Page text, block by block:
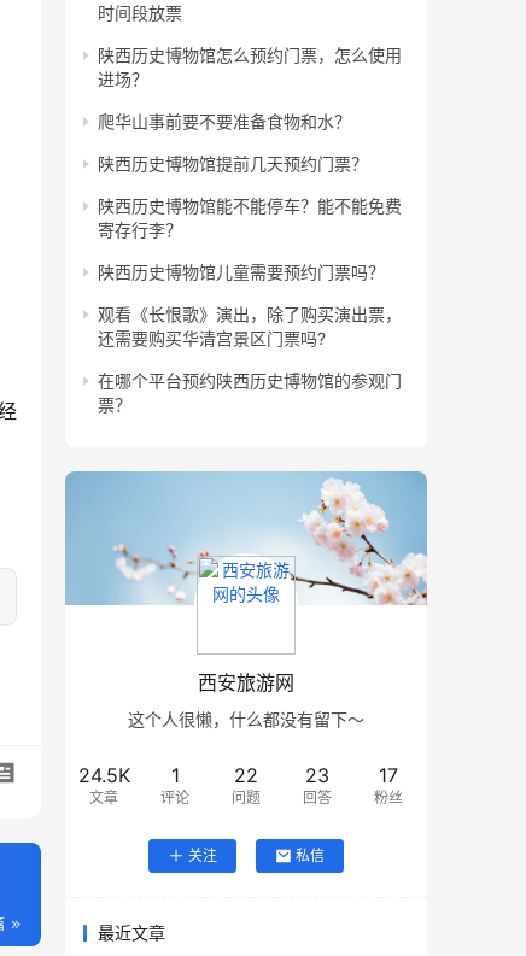
时间段放票
陕西历史博物馆怎么预约门票，怎么使用
进场？
爬华山事前要不要准备食物和水？
陕西历史博物馆提前几天预约门票？
陕西历史博物馆能不能停车？能不能免费
寄存行李？
陕西历史博物馆儿童需要预约门票吗？
观看《长恨歌》演出，除了购买演出票，
还需要购买华清宫景区门票吗?
在哪个平台预约陕西历史博物馆的参观门
票？
西安旅游网
这个人很懒，什么都没有留下～
24.5K
文章
1
评论
22
问题
23
回答
17
粉丝
关注 私信
最近文章